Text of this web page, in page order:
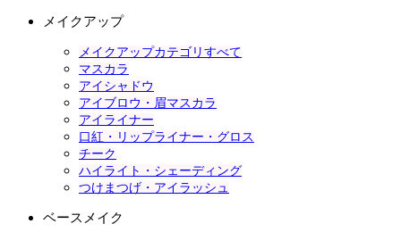
メイクアップ
メイクアップカテゴリすべて
マスカラ
アイシャドウ
アイブロウ・眉マスカラ
アイライナー
口紅・リップライナー・グロス
チーク
ハイライト・シェーディング
つけまつげ・アイラッシュ
ベースメイク